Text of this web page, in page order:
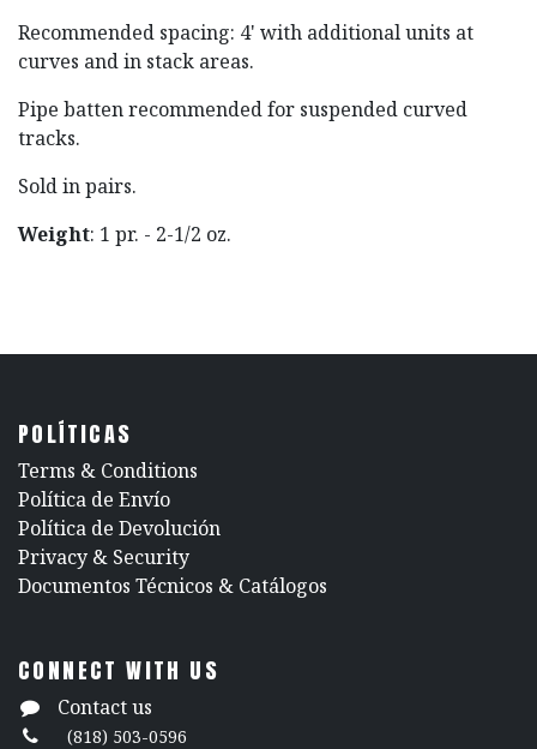
Recommended spacing: 4' with additional units at
curves and in stack areas.
Pipe batten recommended for suspended curved
tracks.
Sold in pairs.
Weight: 1 pr. - 2-1/2 oz.
POLÍTICAS
​Terms & Conditions
Política de Envío
Política de Devolución
​Privacy & Security
​Documentos Técnicos & Catálogos
CONNECT WITH US
Contact us
(818) 503-0596